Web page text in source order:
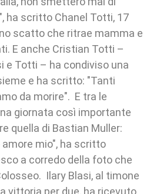
ha scritto Chanel Totti, 17
scatto che ritrae mamma e
E anche Cristian Totti –
e Totti – ha condiviso una
e ha scritto: "Tanti
da morire". E tra le
giornata così importante
quella di Bastian Muller:
mio", ha scritto
a corredo della foto che
Ilary Blasi, al timone
vittoria per due, ha ricevuto